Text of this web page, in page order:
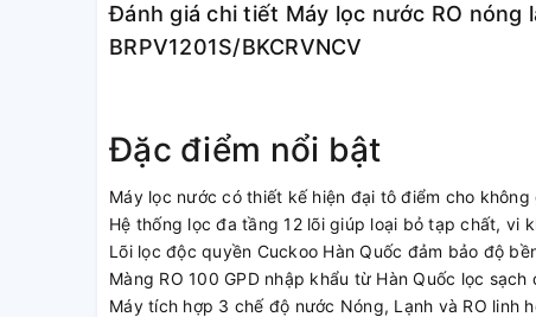
Đánh giá chi tiết Máy lọc nước RO nóng
BRPV1201S/BKCRVNCV
Đặc điểm nổi bật
Máy lọc nước có thiết kế hiện đại tô điểm cho
Hệ thống lọc đa tầng 12 lõi giúp loại bỏ tạp chất, vi
Lõi lọc độc quyền Cuckoo Hàn Quốc đảm bảo độ
Màng RO 100 GPD nhập khẩu từ Hàn Quốc lọc
Máy tích hợp 3 chế độ nước Nóng, Lạnh và RO linh